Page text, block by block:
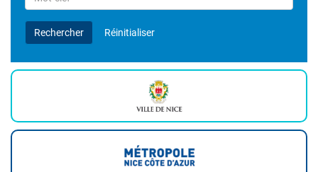
par
Mot-
clefRechercher Réinitialiser